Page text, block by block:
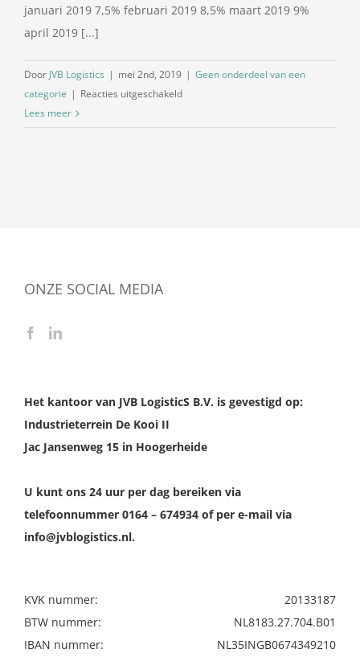
januari 2019 7,5% februari 2019 8,5% maart 2019 9%
april 2019 [...]
Door JVB Logistics | mei 2nd, 2019 | Geen onderdeel van een
categorie | Reacties uitgeschakeldvoor
Lees meer
ONZE SOCIAL MEDIA
Het kantoor van JVB LogisticS B.V. is gevestigd op:
Industrieterrein De Kooi II
Jac Jansenweg 15 in Hoogerheide
U kunt ons 24 uur per dag bereiken via
telefoonnummer 0164 – 674934 of per e-mail via
info@jvblogistics.nl.
KVK nummer:
20133187
BTW nummer:
NL8183.27.704.B01
IBAN nummer:
NL35INGB0674349210